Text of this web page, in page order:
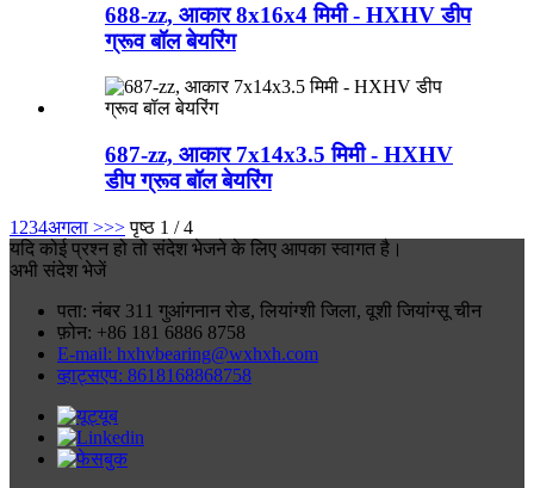
688-zz, आकार 8x16x4 मिमी - HXHV डीप
ग्रूव बॉल बेयरिंग
687-zz, आकार 7x14x3.5 मिमी - HXHV
डीप ग्रूव बॉल बेयरिंग
1 234अगला >>> पृष्ठ 1 / 4
यदि कोई प्रश्न हो तो संदेश भेजने के लिए आपका स्वागत है।
अभी संदेश भेजें
पता: नंबर 311 गुआंगनान रोड, लियांग्शी जिला, वूशी जियांग्सू चीन
फ़ोन: +86 181 6886 8758
E-mail: hxhvbearing@wxhxh.com
व्हाट्सएप: 8618168868758